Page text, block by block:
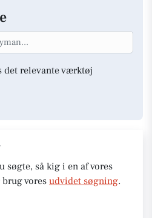
det relevante værktøj
søgte, så kig i en af vores
vores udvidet søgning.